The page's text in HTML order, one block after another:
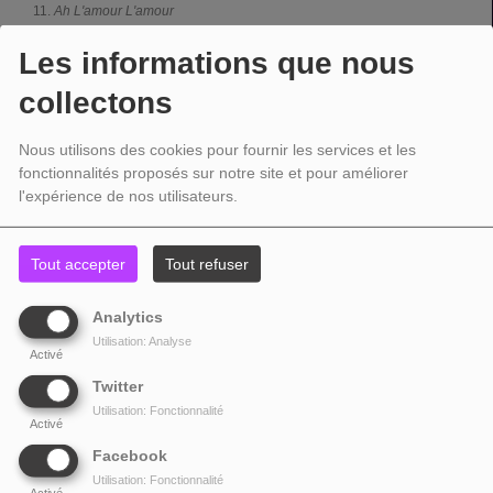
Les informations que nous
collectons
Nous utilisons des cookies pour fournir les services et les
fonctionnalités proposés sur notre site et pour améliorer
l'expérience de nos utilisateurs.
Tout accepter Tout refuser
Analytics
Activé
Utilisation: Analyse
Twitter
Activé
Utilisation: Fonctionnalité
Facebook
Utilisation: Fonctionnalité
Ah L'amour L'amour
2004 : La Vie en rose
Milord
Les Champs Elisées(dance version) de Joe Dassin
Un beau roman
Un homme et une femme
Les feuilles mortes
Ne me quitte pas